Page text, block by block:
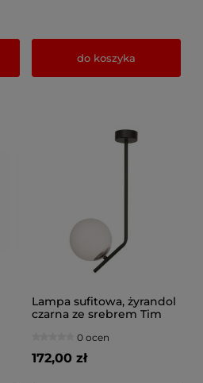
do koszyka
Lampa sufitowa, żyrandol
czarna ze srebrem Tim
0 ocen
172,00 zł